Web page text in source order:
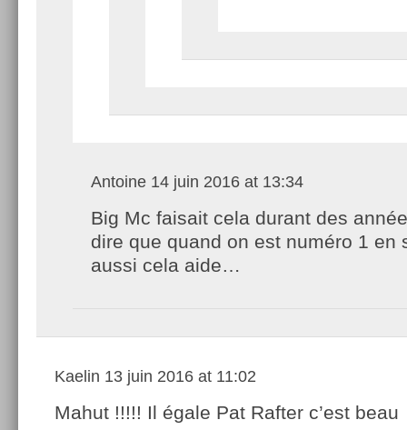
Antoine 14 juin 2016 at 13:34
Big Mc faisait cela durant des
dire que quand on est numéro 1 en
aussi cela aide…
Kaelin 13 juin 2016 at 11:02
Mahut !!!!! Il égale Pat Rafter c’est beau